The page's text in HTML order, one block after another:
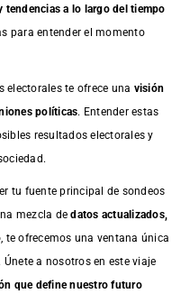
a lo largo del tiempo
para entender el momento
electorales te ofrece una visión
políticas. Entender estas
resultados electorales y
tu fuente principal de sondeos
mezcla dedatos actualizados,
, te ofrecemos una ventana única
a nosotros en este viaje
que define nuestro futuro